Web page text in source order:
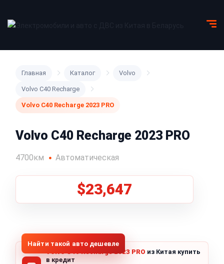
Главная Каталог Volvo
Volvo C40 Recharge
Volvo C40 Recharge 2023 PRO
Volvo C40 Recharge 2023 PRO
4700км Автоматическая
$23,647
Найти такой авто дешевле
Volvo C40 Recharge 2023 PRO из Китая купить
в кредит